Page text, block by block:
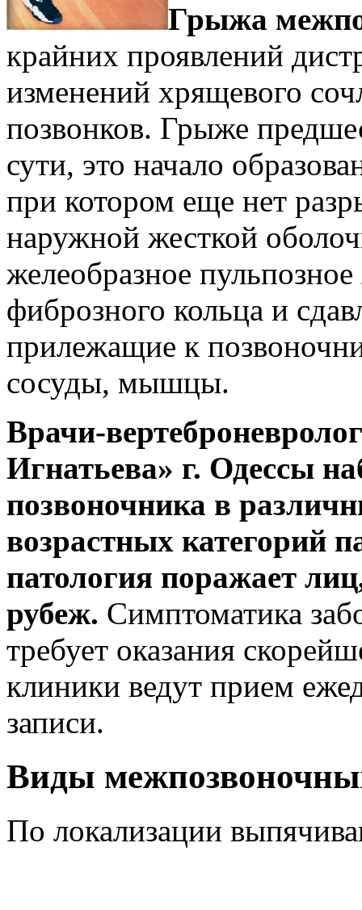
Грыжа
крайних проявлений
изменений хрящевого
позвонков. Грыже
сути, это начало
при котором еще нет
наружной жесткой
желеобразное
фиброзного кольца и
прилежащие к
сосуды, мышцы.
Врачи-
Игнатьева» г. Одессы
позвоночника в
возрастных категорий
патология поражает
рубеж. Симптоматика
требует оказания
клиники ведут прием
записи.
Виды
По локализации